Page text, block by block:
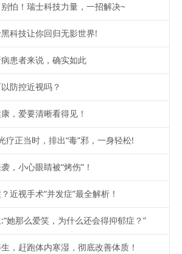
怕！瑞士科技力量，一招解决~
科技让你回归无影世界!
患者来说，确实如此
防控近视吗？
，爱要清晰看得见！
疗正当时，排出“毒”邪，一身轻松!
，小心眼睛被“烤伤”！
近视手术“并发症”最全解析！
她那么爱笑，为什么还会得抑郁症？”
，赶跑体内寒湿，彻底改善体质！